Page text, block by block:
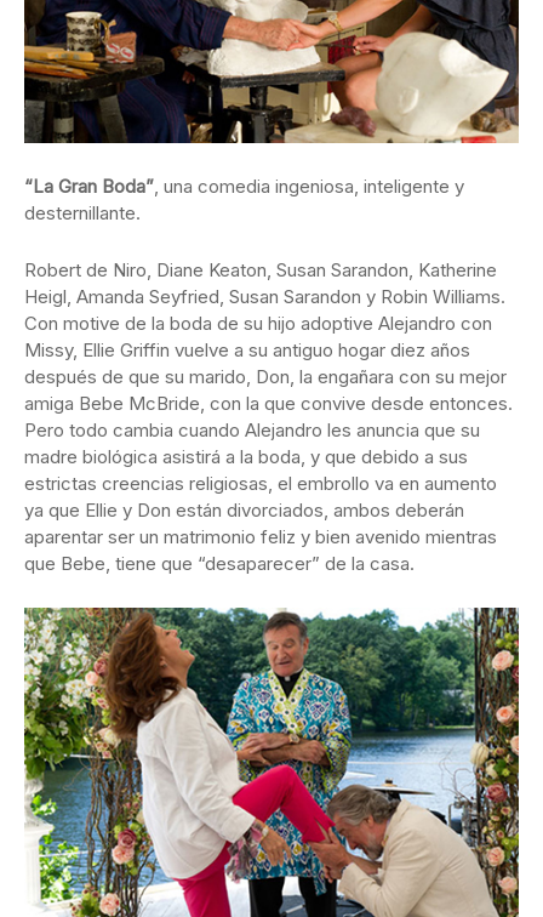
“La Gran Boda”, una comedia ingeniosa, inteligente y
desternillante.
Robert de Niro, Diane Keaton, Susan Sarandon, Katherine
Heigl, Amanda Seyfried, Susan Sarandon y Robin Williams.
Con motive de la boda de su hijo adoptive Alejandro con
Missy, Ellie Griffin vuelve a su antiguo hogar diez años
después de que su marido, Don, la engañara con su mejor
amiga Bebe McBride, con la que convive desde entonces.
Pero todo cambia cuando Alejandro les anuncia que su
madre biológica asistirá a la boda, y que debido a sus
estrictas creencias religiosas, el embrollo va en aumento
ya que Ellie y Don están divorciados, ambos deberán
aparentar ser un matrimonio feliz y bien avenido mientras
que Bebe, tiene que “desaparecer” de la casa.